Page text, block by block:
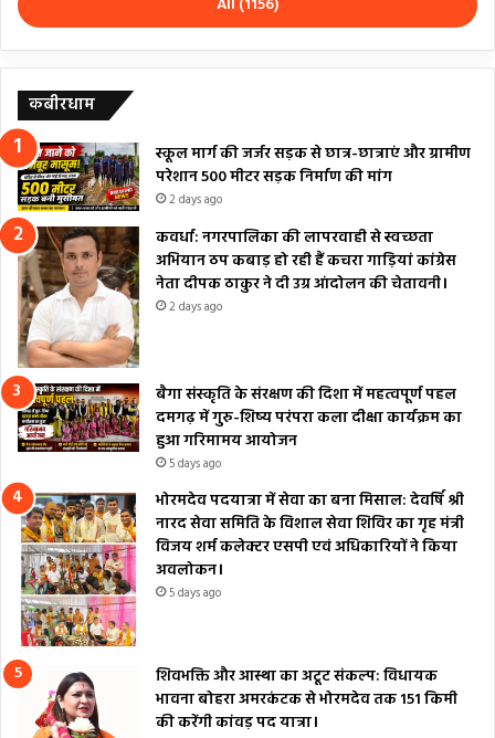
All (1156)
कबीरधाम
स्कूल मार्ग की जर्जर सड़क से छात्र-छात्राएं और ग्रामीण
परेशान 500 मीटर सड़क निर्माण की मांग
2 days ago
कवर्धा: नगरपालिका की लापरवाही से स्वच्छता
अभियान ठप कबाड़ हो रही हैं कचरा गाड़ियां कांग्रेस
नेता दीपक ठाकुर ने दी उग्र आंदोलन की चेतावनी।
2 days ago
बैगा संस्कृति के संरक्षण की दिशा में महत्वपूर्ण पहल
दमगढ़ में गुरु-शिष्य परंपरा कला दीक्षा कार्यक्रम का
हुआ गरिमामय आयोजन
5 days ago
भोरमदेव पदयात्रा में सेवा का बना मिसाल: देवर्षि श्री
नारद सेवा समिति के विशाल सेवा शिविर का गृह मंत्री
विजय शर्म कलेक्टर एसपी एवं अधिकारियों ने किया
अवलोकन।
5 days ago
शिवभक्ति और आस्था का अटूट संकल्प: विधायक
भावना बोहरा अमरकंटक से भोरमदेव तक 151 किमी
की करेंगी कांवड़ पद यात्रा।